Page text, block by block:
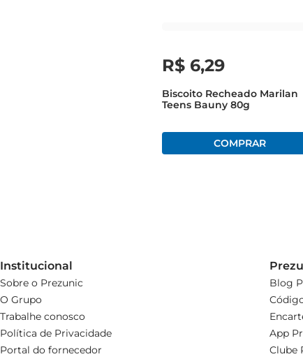
R$ 6,29
Biscoito Recheado Marilan
Teens Bauny 80g
Institucional
Sobre o Prezunic
O Grupo
Trabalhe conosco
Política de Privacidade
Portal do fornecedor
Blog
App
Clube